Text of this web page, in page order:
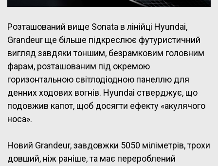
Розташований вище Sonata в лінійці Hyundai,
Grandeur ще більше підкреслює футуристичний
вигляд завдяки тоншим, безрамковим головним
фарам, розташованим під окремою
горизонтальною світлодіодною панеллю для
денних ходових вогнів. Hyundai стверджує, що
подовжив капот, щоб досягти ефекту «акулячого
носа».
Новий Grandeur, завдовжки 5050 міліметрів, трохи
довший, ніж раніше, та має перероблений